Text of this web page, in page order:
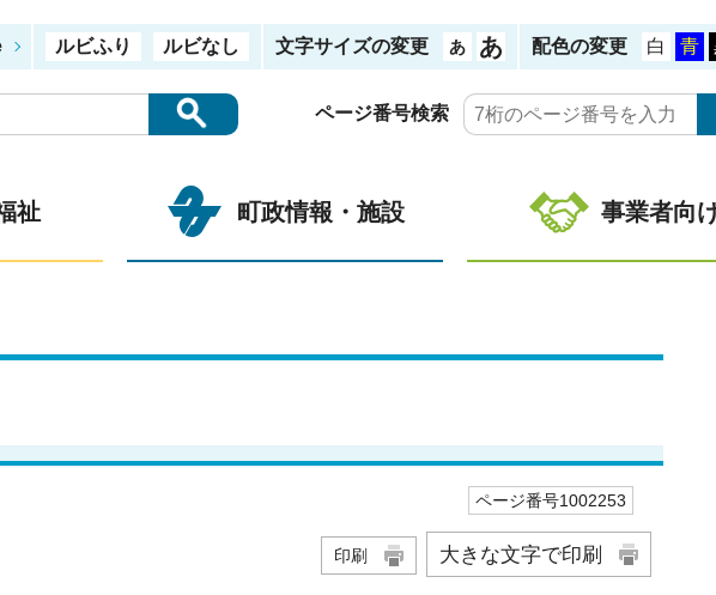
ルビふり ルビなし 文字サイズの変更 配色の変更
ページ番号検索
祉 町政情報・施設 事業者向
ページ番号1002253
印刷 大きな文字で印刷